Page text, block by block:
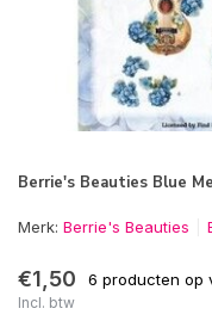
Berrie's Beauties Blue
Merk: Berrie's Beauties
€1,50 6 producten op
Incl. btw